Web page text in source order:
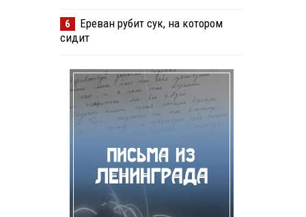
6
Ереван рубит сук, на котором
сидит